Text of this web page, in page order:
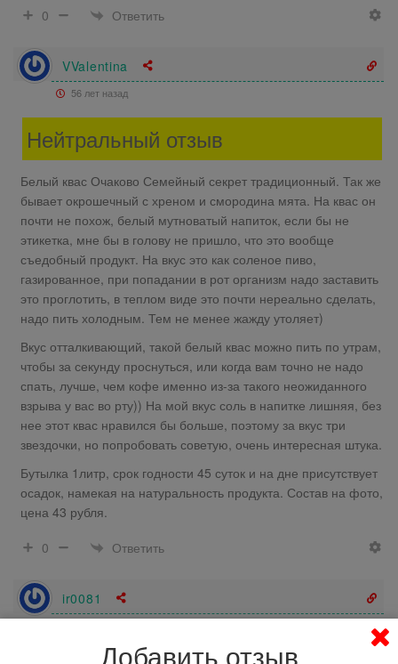
0
Ответить
VValentina
56 лет назад
Нейтральный отзыв
Белый квас Очаково Семейный секрет традиционный. Так же
бывает окрошечный с хреном и смородина мята. На квас он
почти не похож, белый мутноватый напиток, если бы не
этикетка, мне бы в голову не пришло, что это вообще
съедобный продукт. На вкус это как соленое пиво,
газированное, при попадании в рот организм надо заставить
это проглотить, в теплом виде это почти нереально сделать,
надо пить холодным. Тем не менее жажду утоляет)
Вкус отталкивающий, такой белый квас можно пить по утрам,
чтобы за секунду проснуться, или когда вам точно не надо
спать, лучше, чем кофе именно из-за такого неожиданного
взрыва у вас во рту)) На мой вкус соль в напитке лишняя, без
нее этот квас нравился бы больше, поэтому за вкус три
звездочки, но попробовать советую, очень интересная штука.
Бутылка 1литр, срок годности 45 суток и на дне присутствует
осадок, намекая на натуральность продукта. Состав на фото,
цена 43 рубля.
0
Ответить
ir0081
Добавить отзыв